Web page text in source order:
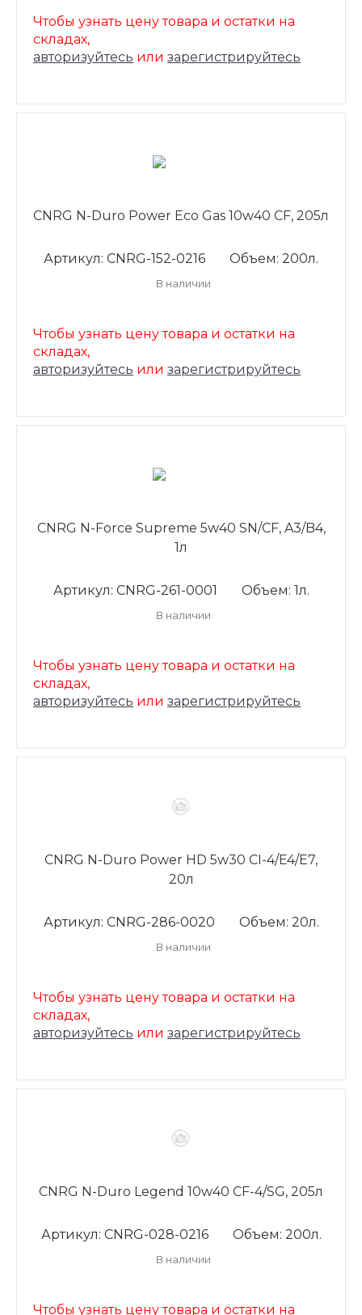
Чтобы узнать цену товара и остатки на
складах,
авторизуйтесь или зарегистрируйтесь
CNRG N-Duro Power Eco Gas 10w40 CF, 205л
Артикул: CNRG-152-0216 Объем: 200л.
В наличии
Чтобы узнать цену товара и остатки на
складах,
авторизуйтесь или зарегистрируйтесь
CNRG N-Force Supreme 5w40 SN/CF, A3/B4,
1л
Артикул: CNRG-261-0001 Объем: 1л.
В наличии
Чтобы узнать цену товара и остатки на
складах,
авторизуйтесь или зарегистрируйтесь
CNRG N-Duro Power HD 5w30 CI-4/E4/E7,
20л
Артикул: CNRG-286-0020 Объем: 20л.
В наличии
Чтобы узнать цену товара и остатки на
складах,
авторизуйтесь или зарегистрируйтесь
CNRG N-Duro Legend 10w40 CF-4/SG, 205л
Артикул: CNRG-028-0216 Объем: 200л.
В наличии
Чтобы узнать цену товара и остатки на